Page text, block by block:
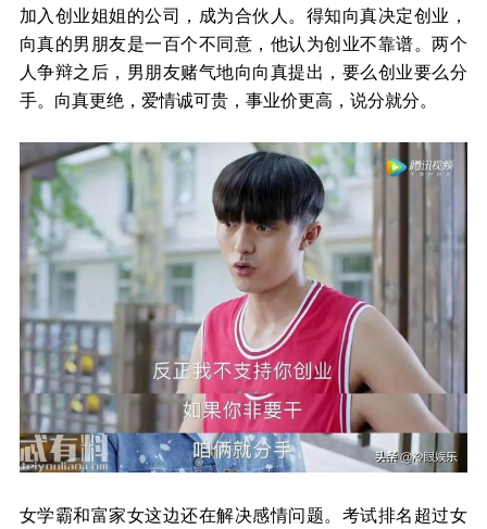
加入创业姐姐的公司，成为合伙人。得知向真决定创业，
向真的男朋友是一百个不同意，他认为创业不靠谱。两个
人争辩之后，男朋友赌气地向向真提出，要么创业要么分
手。向真更绝，爱情诚可贵，事业价更高，说分就分。
女学霸和富家女这边还在解决感情问题。考试排名超过女